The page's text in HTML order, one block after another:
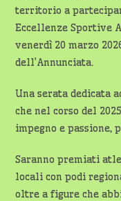
territorio a
Eccellenze Sportive
venerdì 20 marzo
dell’Annunciata.
Una serata dedicata
che nel corso del
impegno e
Saranno premiati
locali con podi
oltre a figure che